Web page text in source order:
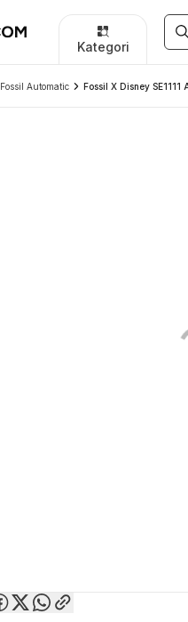
Kategori
Fossil Automatic Fossil X Disney